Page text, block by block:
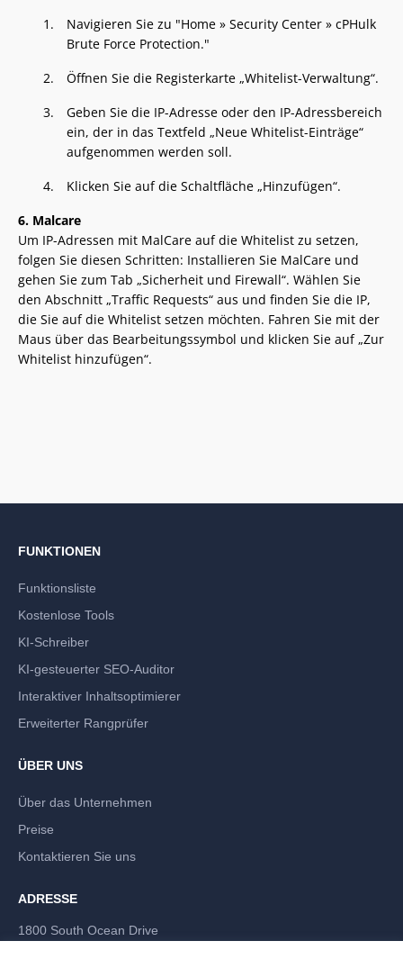
Navigieren Sie zu "Home » Security Center » cPHulk
Brute Force Protection."
Öffnen Sie die Registerkarte „Whitelist-Verwaltung“.
Geben Sie die IP-Adresse oder den IP-Adressbereich
ein, der in das Textfeld „Neue Whitelist-Einträge“
aufgenommen werden soll.
Klicken Sie auf die Schaltfläche „Hinzufügen“.
6. Malcare
Um IP-Adressen mit MalCare auf die Whitelist zu setzen,
folgen Sie diesen Schritten: Installieren Sie MalCare und
gehen Sie zum Tab „Sicherheit und Firewall“. Wählen Sie
den Abschnitt „Traffic Requests“ aus und finden Sie die IP,
die Sie auf die Whitelist setzen möchten. Fahren Sie mit der
Maus über das Bearbeitungssymbol und klicken Sie auf „Zur
Whitelist hinzufügen“.
FUNKTIONEN
Funktionsliste
Kostenlose Tools
KI-Schreiber
KI-gesteuerter SEO-Auditor
Interaktiver Inhaltsoptimierer
Erweiterter Rangprüfer
ÜBER UNS
Über das Unternehmen
Preise
Kontaktieren Sie uns
ADRESSE
1800 South Ocean Drive